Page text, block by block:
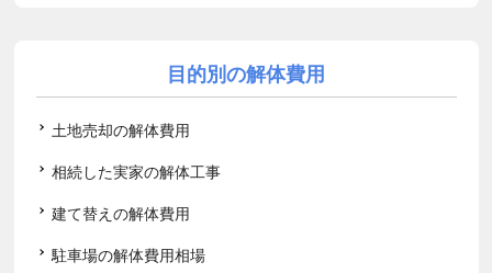
目的別の解体費用
土地売却の解体費用
相続した実家の解体工事
建て替えの解体費用
駐車場の解体費用相場